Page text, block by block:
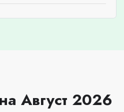
Август 2026